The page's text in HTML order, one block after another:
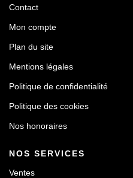
Contact
Mon compte
Plan du site
Mentions légales
Politique de confidentialité
Politique des cookies
Nos honoraires
NOS SERVICES
Ventes